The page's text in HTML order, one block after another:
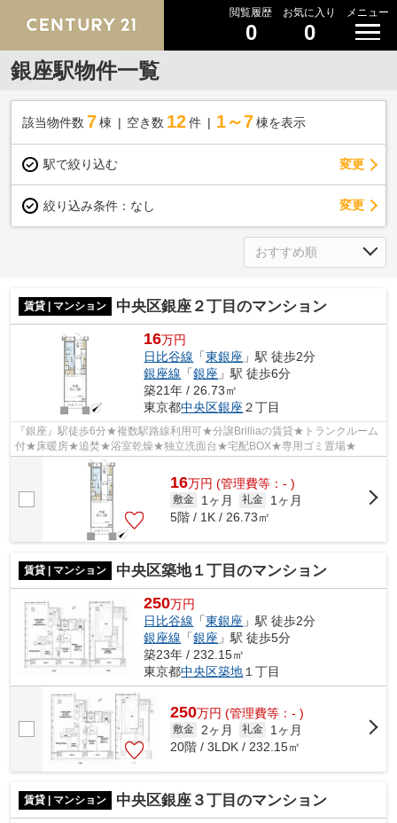
閲覧履歴
0
お気に入り
0
メニュー
銀座駅物件一覧
該当物件数 7棟 空き数 12 件 1～7 棟を表示
駅で絞り込む 変更
絞り込み条件： なし 変更
賃貸 | マンション 中央区銀座２丁目のマンション
16万円
日比谷線 「東銀座 」駅 徒歩2分
銀座線 「銀座 」駅 徒歩6分
築21年 / 26.73㎡
東京都中央区銀座 ２丁目
『銀座』駅徒歩6分★複数駅路線利用可★分譲Brilliaの賃貸★トランクルーム
付★床暖房★追焚★浴室乾燥★独立洗面台★宅配BOX★専用ゴミ置場★
16万円 (管理費等：- )
敷金 1ヶ月 礼金
1ヶ月
5階 / 1K / 26.73㎡
賃貸 | マンション 中央区築地１丁目のマンション
250万円
日比谷線 「東銀座 」駅 徒歩2分
銀座線 「銀座 」駅 徒歩5分
築23年 / 232.15㎡
東京都中央区築地 １丁目
250万円 (管理費等：- )
敷金 2ヶ月 礼金
1ヶ月
20階 / 3LDK / 232.15㎡
賃貸 | マンション 中央区銀座３丁目のマンション